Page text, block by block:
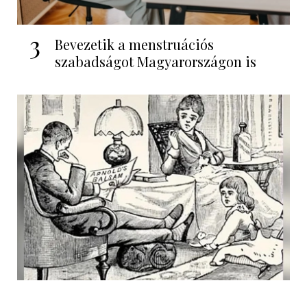
3
Bevezetik a menstruációs
szabadságot Magyarországon is